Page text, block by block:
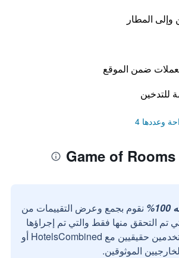
المطار
ضمن الموقع
وعددها 4
نقوم بجمع وعرض التقييمات من
تم التحقق منها فقط والتي تم إجراؤها
بواسطة مستخدمين حقيقيين مع HotelsCombined أو
الموثوقين.